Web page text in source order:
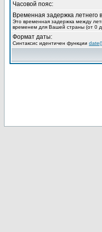
Часовой пояс:
Временная задержка летнего
Это временная задержка между
временем для Вашей страны (от 0
Формат даты:
Синтаксис идентичен функции date()